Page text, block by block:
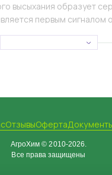
высыхания образует
первым сигналом
за несколько
раковины слизни
урожай. Слизни,
ОтзывыОферта
АгроХим © 2010-2026.
Все права защищены